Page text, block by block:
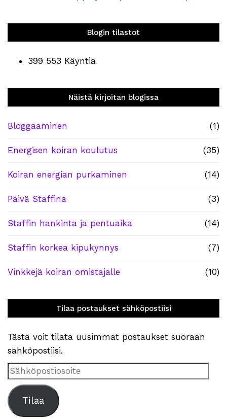
Blogin tilastot
399 553 Käyntiä
Näistä kirjoitan blogissa
Bloggaaminen (1)
Energisen koiran koulutus (35)
Koiran energian purkaminen (14)
Päivä Staffina (3)
Staffin hankinta ja pentuaika (14)
Staffin korkea kipukynnys (7)
Vinkkejä koiran omistajalle (10)
Tilaa postaukset sähköpostiisi
Tästä voit tilata uusimmat postaukset suoraan
sähköpostiisi.
Sähköpostiosoite
Tilaa